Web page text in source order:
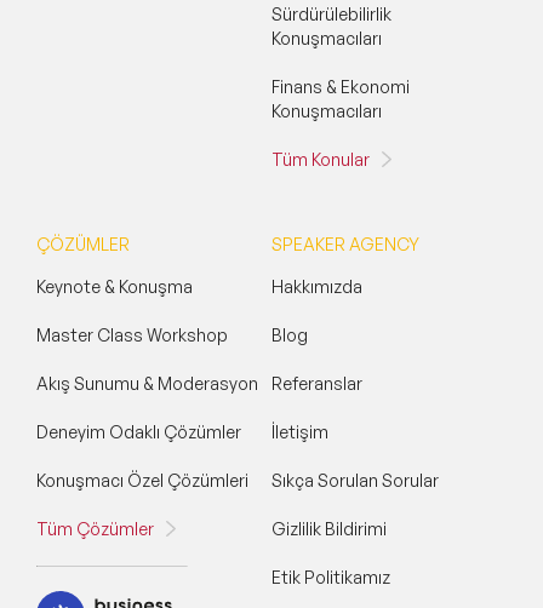
Sürdürülebilirlik
Konuşmacıları
Finans & Ekonomi
Konuşmacıları
Tüm Konular
ÇÖZÜMLER
Keynote & Konuşma
Master Class Workshop
Akış Sunumu & Moderasyon
Deneyim Odaklı Çözümler
Konuşmacı Özel Çözümleri
Tüm Çözümler
SPEAKER AGENCY
Hakkımızda
Blog
Referanslar
İletişim
Sıkça Sorulan Sorular
Gizlilik Bildirimi
Etik Politikamız